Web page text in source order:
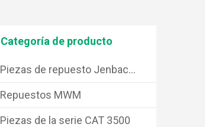
Categoría de producto
Piezas de repuesto Jenbacher
Repuestos MWM
Piezas de la serie CAT 3500